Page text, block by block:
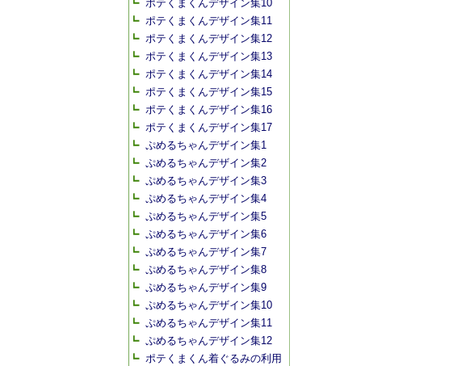
ポテくまくんデザイン集10
ポテくまくんデザイン集11
ポテくまくんデザイン集12
ポテくまくんデザイン集13
ポテくまくんデザイン集14
ポテくまくんデザイン集15
ポテくまくんデザイン集16
ポテくまくんデザイン集17
ぷめるちゃんデザイン集1
ぷめるちゃんデザイン集2
ぷめるちゃんデザイン集3
ぷめるちゃんデザイン集4
ぷめるちゃんデザイン集5
ぷめるちゃんデザイン集6
ぷめるちゃんデザイン集7
ぷめるちゃんデザイン集8
ぷめるちゃんデザイン集9
ぷめるちゃんデザイン集10
ぷめるちゃんデザイン集11
ぷめるちゃんデザイン集12
ポテくまくん着ぐるみの利用